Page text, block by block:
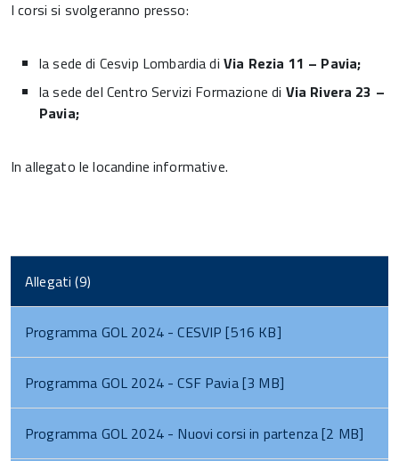
I corsi si svolgeranno presso:
la sede di Cesvip Lombardia di Via Rezia 11 – Pavia;
la sede del Centro Servizi Formazione di Via Rivera 23 –
Pavia;
In allegato le locandine informative.
Allegati (9)
Programma GOL 2024 - CESVIP [516 KB]
Programma GOL 2024 - CSF Pavia [3 MB]
Programma GOL 2024 - Nuovi corsi in partenza [2 MB]